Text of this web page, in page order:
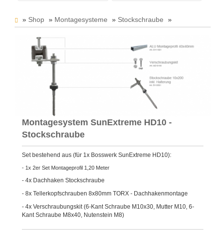
» Shop » Montagesysteme » Stockschraube
»
Montagesystem SunExtreme HD10 - Stockschraube
Montagesystem SunExtreme HD10 -
Stockschraube
Set bestehend aus (für 1x Bosswerk SunExtreme HD10):
- 1x 2er Set Montageprofil 1,20 Meter
- 4x Dachhaken Stockschraube
- 8x Tellerkopfschrauben 8x80mm TORX - Dachhakenmontage
- 4x Verschraubungskit (6-Kant Schraube M10x30, Mutter M10, 6-
Kant Schraube M8x40, Nutenstein M8)